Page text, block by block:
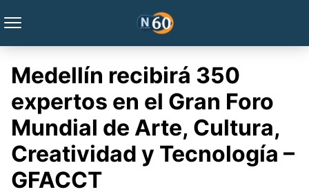
Medellín recibirá 350
expertos en el Gran Foro
Mundial de Arte, Cultura,
Creatividad y Tecnología –
GFACCT